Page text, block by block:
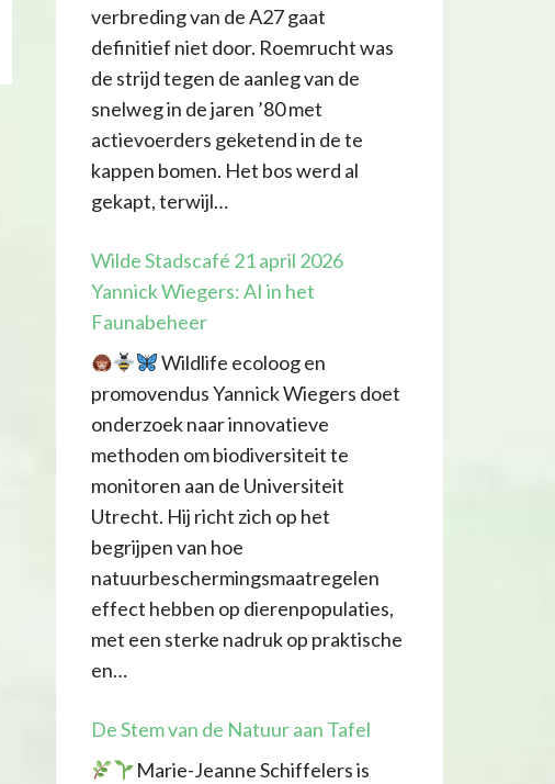
verbreding van de A27 gaat
definitief niet door. Roemrucht was
de strijd tegen de aanleg van de
snelweg in de jaren ’80 met
actievoerders geketend in de te
kappen bomen. Het bos werd al
gekapt, terwijl…
Wilde Stadscafé 21 april 2026
Yannick Wiegers: AI in het
Faunabeheer
Wildlife ecoloog en
promovendus Yannick Wiegers doet
onderzoek naar innovatieve
methoden om biodiversiteit te
monitoren aan de Universiteit
Utrecht. Hij richt zich op het
begrijpen van hoe
natuurbeschermingsmaatregelen
effect hebben op dierenpopulaties,
met een sterke nadruk op praktische
en…
De Stem van de Natuur aan Tafel
Marie-Jeanne Schiffelers is